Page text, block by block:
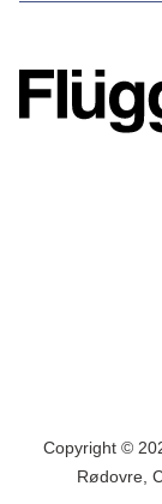
Copyright ©
Rødovre,